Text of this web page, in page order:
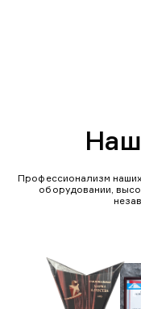
Профессионализм
оборудовании,